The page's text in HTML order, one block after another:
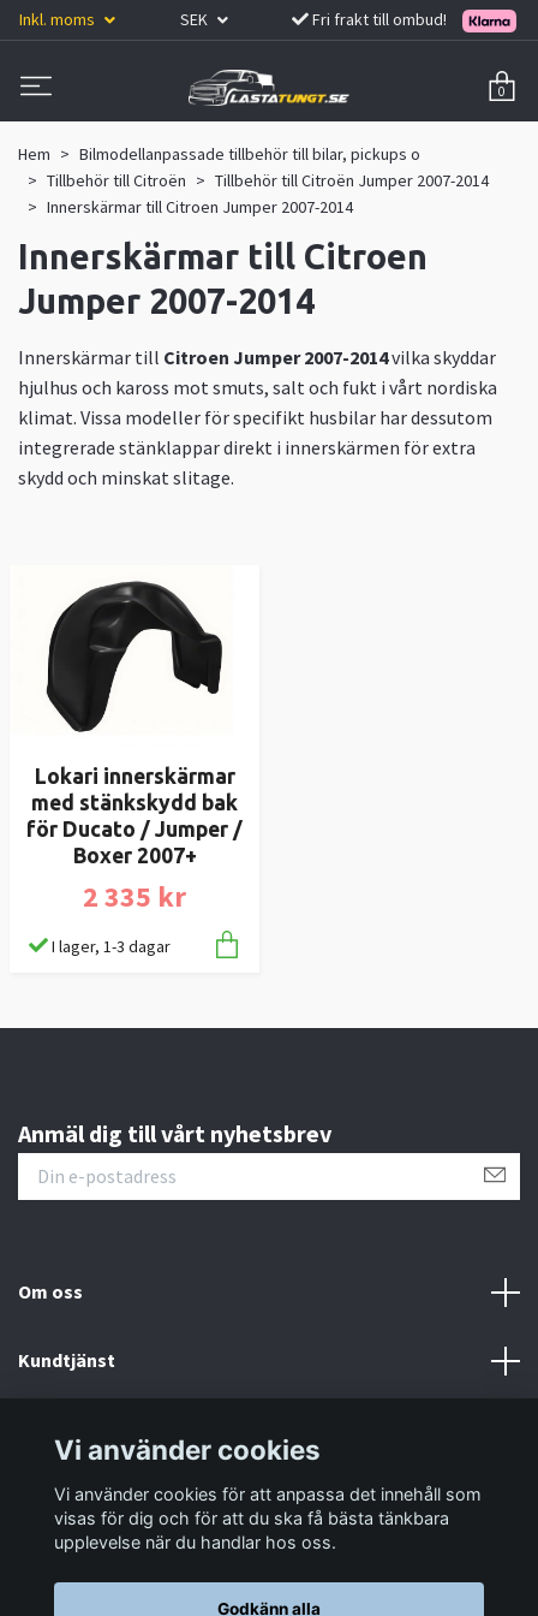
Inkl. moms SEK Fri frakt till ombud!
0
Hem
Bilmodellanpassade tillbehör till bilar, pickups o
Tillbehör till Citroën
Tillbehör till Citroën Jumper 2007-2014
Innerskärmar till Citroen Jumper 2007-2014
Innerskärmar till Citroen
Jumper 2007-2014
Innerskärmar till Citroen Jumper 2007-2014vilka skyddar
hjulhus och kaross mot smuts, salt och fukt i vårt nordiska
klimat. Vissa modeller för specifikt husbilar har dessutom
integrerade stänklappar direkt i innerskärmen för extra
skydd och minskat slitage.
Lokari innerskärmar
med stänkskydd bak
för Ducato / Jumper /
Boxer 2007+
2 335 kr
I lager, 1-3 dagar
Anmäl dig till vårt nyhetsbrev
Om oss
Kundtjänst
Sociala medier
Vi använder cookies
Vi använder cookies för att anpassa det innehåll som
visas för dig och för att du ska få bästa tänkbara
upplevelse när du handlar hos oss.
Godkänn alla